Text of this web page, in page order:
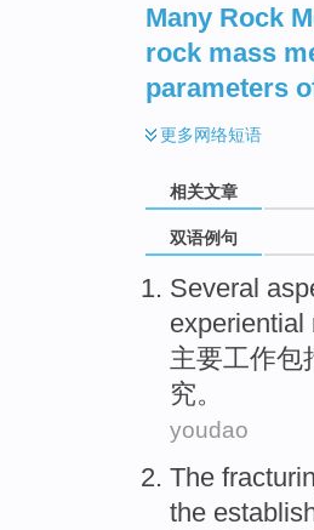
Many Rock
rock mass
parameters
更多网络短语
相关文章
双语例句
Several
experiential
主要工作包
究。
youdao
The
the